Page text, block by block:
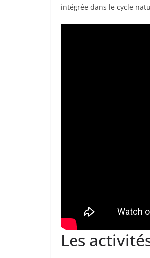
intégrée dans le cycle
Les